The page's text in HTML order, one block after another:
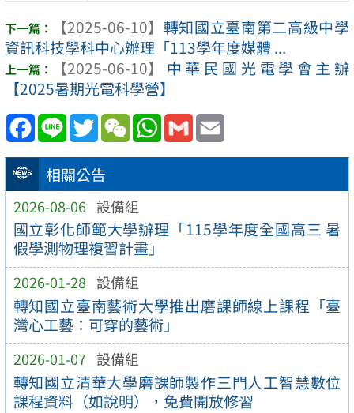
相關公告
2026-08-06 設備組
國立彰化師範大學辦理「115學年度全國高三 暑
假學測物理複習計畫」
2026-01-28 設備組
轉知國立臺南藝術大學推出磨課師線上課程「臺
灣心工藝：可穿的藝術」
2026-01-07 設備組
轉知國立清華大學磨課師製作三門人工智慧數位
課程資料（如說明），免費開放修習
【2025-06-10】 轉知國立臺南第二高級中學
資訊科技學科中心辦理「113學年度媒體 ...
【2025-06-10】
中華民國光電學會主辦
【2025暑期光電科學營】
Facebook
Line TwitterWeChatWhatsApp
Gmail